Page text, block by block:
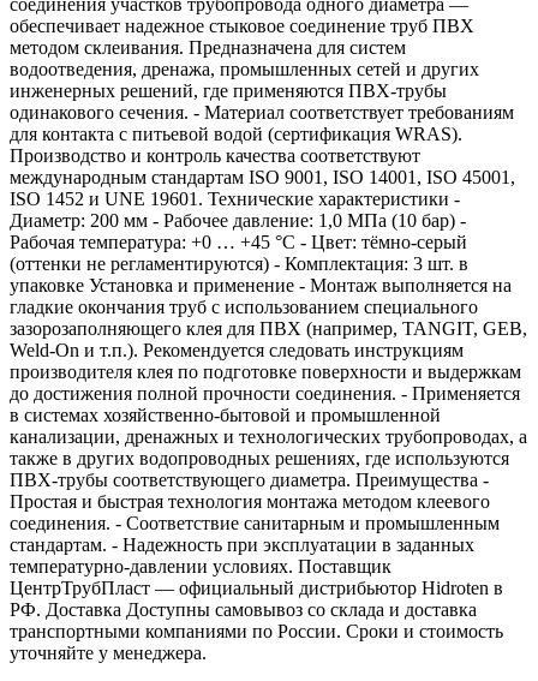
обеспечивает надежное стыковое соединение труб ПВХ
методом склеивания. Предназначена для систем
водоотведения, дренажа, промышленных сетей и других
инженерных решений, где применяются ПВХ-трубы
одинакового сечения. - Материал соответствует требованиям
для контакта с питьевой водой (сертификация WRAS).
Производство и контроль качества соответствуют
международным стандартам ISO 9001, ISO 14001, ISO 45001,
ISO 1452 и UNE 19601. Технические характеристики -
Диаметр: 200 мм - Рабочее давление: 1,0 МПа (10 бар) -
Рабочая температура: +0 … +45 °C - Цвет: тёмно‑серый
(оттенки не регламентируются) - Комплектация: 3 шт. в
упаковке Установка и применение - Монтаж выполняется на
гладкие окончания труб с использованием специального
зазорозаполняющего клея для ПВХ (например, TANGIT, GEB,
Weld‑On и т.п.). Рекомендуется следовать инструкциям
производителя клея по подготовке поверхности и выдержкам
до достижения полной прочности соединения. - Применяется
в системах хозяйственно‑бытовой и промышленной
канализации, дренажных и технологических трубопроводах, а
также в других водопроводных решениях, где используются
ПВХ‑трубы соответствующего диаметра. Преимущества -
Простая и быстрая технология монтажа методом клеевого
соединения. - Соответствие санитарным и промышленным
стандартам. - Надежность при эксплуатации в заданных
температурно‑давлении условиях. Поставщик
ЦентрТрубПласт — официальный дистрибьютор Hidroten в
РФ. Доставка Доступны самовывоз со склада и доставка
транспортными компаниями по России. Сроки и стоимость
уточняйте у менеджера.